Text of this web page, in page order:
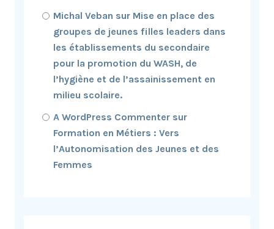
Michal Veban sur Mise en place des
groupes de jeunes filles leaders dans
les établissements du secondaire
pour la promotion du WASH, de
l’hygiène et de l’assainissement en
milieu scolaire.
A WordPress Commenter sur
Formation en Métiers : Vers
l’Autonomisation des Jeunes et des
Femmes